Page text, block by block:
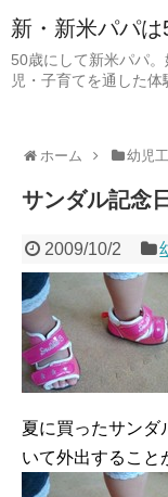
新・新米パパは
50歳にして新米パパ
児・子育てを通した体
ホーム 幼児
サンダル記念日
2009/10/2
夏に買ったサンダ
いて外出すること